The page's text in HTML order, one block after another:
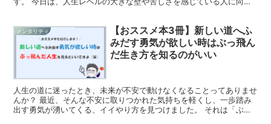
メンタリティ
【おススメ本3冊】新しい道へふ
みだす勇気が欲しい時はぶっ飛ん
だ生き方を知るのがいい
人生の道に迷ったとき、未来が不安で動けなくなることってありませ
んか？ 最近、そんな不安に取りつかれた気持ちを軽くし、一歩踏み
出す勇気が湧いてくる、イイやり方を見つけました。 それは「ぶっ